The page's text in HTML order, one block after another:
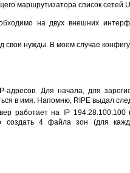
маршрутизатора список сетей
на двух внешних
свои нужды. В моем случае
Для начала, для
в имя. Напомню, RIPE выдал
работает на IP 194.28.100.100
создать 4 файла зон (для